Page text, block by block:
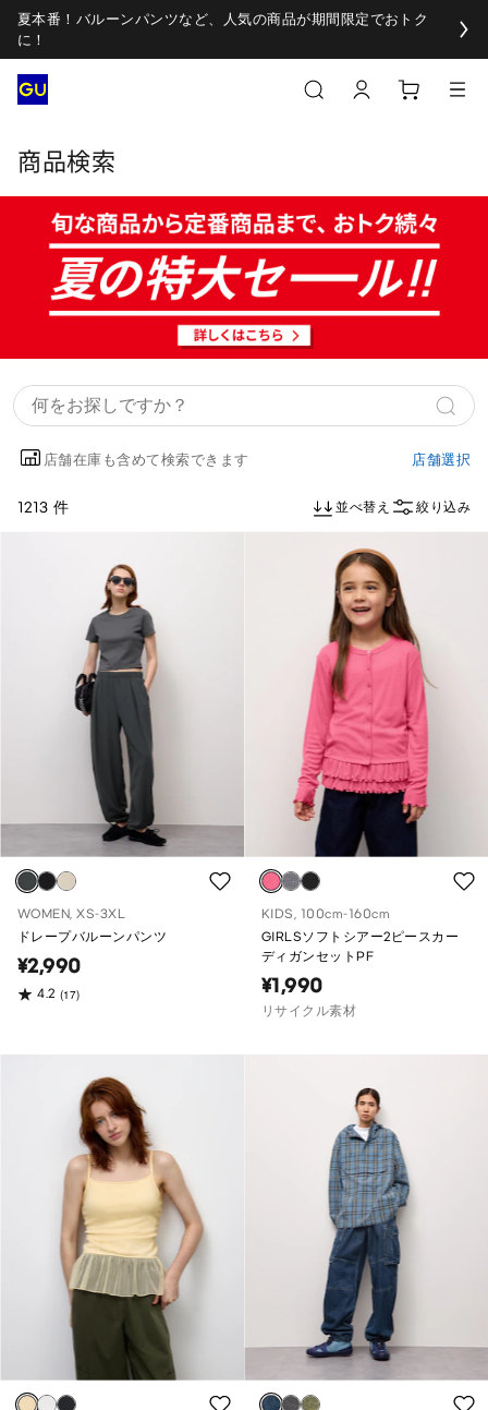
夏本番！バルーンパンツなど、人気の商品が期間限定でおトク
に！
商品検索
店舗在庫も含めて検索できます 店舗選択
1213 件 並べ替え 絞り込み
WOMEN, XS-3XL
ドレープバルーンパンツ
¥2,990
4.2 (17)
KIDS, 100cm-160cm
GIRLSソフトシアー2ピースカー
ディガンセットPF
¥1,990
リサイクル素材